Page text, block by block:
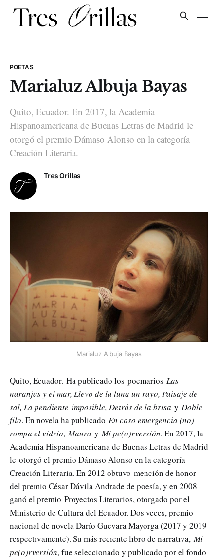
POETAS
Marialuz Albuja Bayas
Quito, Ecuador. En 2017, la Academia
Hispanoamericana de Buenas Letras de Madrid le
otorgó el premio Dámaso Alonso en la categoría
Creación Literaria.
Tres Orillas
Marialuz Albuja Bayas
Quito, Ecuador. Ha publicado los poemarios Las
naranjas y el mar, Llevo de la luna un rayo, Paisaje de
sal, La pendiente imposible, Detrás de la brisa y Doble
filo. En novela ha publicado En caso emergencia (no)
rompa el vidrio,Maura yMi pe(o)rversión. En 2017, la
Academia Hispanoamericana de Buenas Letras de Madrid
le otorgó el premio Dámaso Alonso en la categoría
Creación Literaria. En 2012 obtuvo mención de honor
del premio César Dávila Andrade de poesía, y en 2008
ganó el premio Proyectos Literarios, otorgado por el
Ministerio de Cultura del Ecuador. Dos veces, premio
nacional de novela Darío Guevara Mayorga (2017 y 2019
respectivamente). Su más reciente libro de narrativa, Mi
pe(o)rversión, fue seleccionado y publicado por el fondo